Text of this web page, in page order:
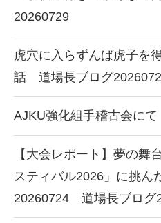
20260729
虎穴に入らずんば虎子を
話 道場長ブログ
AJKU強化組手稽古会に
【大会レポート】夢の舞
スティバル2026」に挑
20260724 道場長ブログ